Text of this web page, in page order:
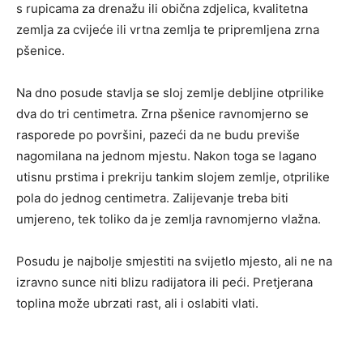
s rupicama za drenažu ili obična zdjelica, kvalitetna
zemlja za cvijeće ili vrtna zemlja te pripremljena zrna
pšenice.
Na dno posude stavlja se sloj zemlje debljine otprilike
dva do tri centimetra. Zrna pšenice ravnomjerno se
rasporede po površini, pazeći da ne budu previše
nagomilana na jednom mjestu. Nakon toga se lagano
utisnu prstima i prekriju tankim slojem zemlje, otprilike
pola do jednog centimetra. Zalijevanje treba biti
umjereno, tek toliko da je zemlja ravnomjerno vlažna.
Posudu je najbolje smjestiti na svijetlo mjesto, ali ne na
izravno sunce niti blizu radijatora ili peći. Pretjerana
toplina može ubrzati rast, ali i oslabiti vlati.